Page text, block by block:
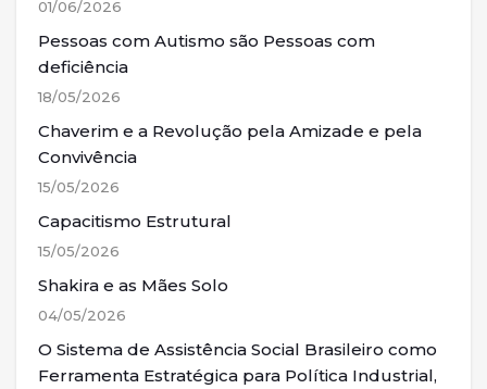
01/06/2026
Pessoas com Autismo são Pessoas com
deficiência
18/05/2026
Chaverim e a Revolução pela Amizade e pela
Convivência
15/05/2026
Capacitismo Estrutural
15/05/2026
Shakira e as Mães Solo
04/05/2026
O Sistema de Assistência Social Brasileiro como
Ferramenta Estratégica para Política Industrial,